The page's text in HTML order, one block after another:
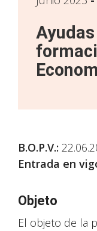
B.O.P.V.:
Entrada en
Objeto
El objeto de la